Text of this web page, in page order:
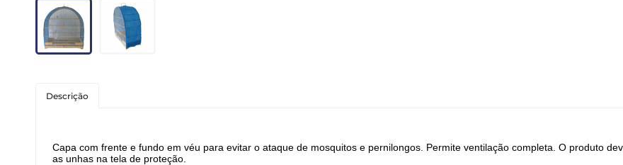
Descrição
Capa com frente e fundo em véu para evitar o ataque de mosquitos e pernilongos. Permite ventilação completa. O produto
as unhas na tela de proteção.